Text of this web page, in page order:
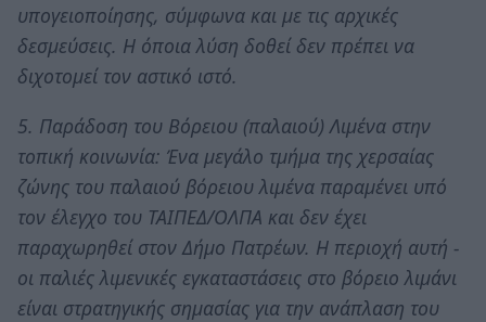
υπογειοποίησης, σύμφωνα και με τις αρχικές
δεσμεύσεις. Η όποια λύση δοθεί δεν πρέπει να
διχοτομεί τον αστικό ιστό.
5. Παράδοση του Βόρειου (παλαιού) Λιμένα στην
τοπική κοινωνία: Ένα μεγάλο τμήμα της χερσαίας
ζώνης του παλαιού βόρειου λιμένα παραμένει υπό
τον έλεγχο του ΤΑΙΠΕΔ/ΟΛΠΑ και δεν έχει
παραχωρηθεί στον Δήμο Πατρέων. Η περιοχή αυτή -
οι παλιές λιμενικές εγκαταστάσεις στο βόρειο λιμάνι
είναι στρατηγικής σημασίας για την ανάπλαση του